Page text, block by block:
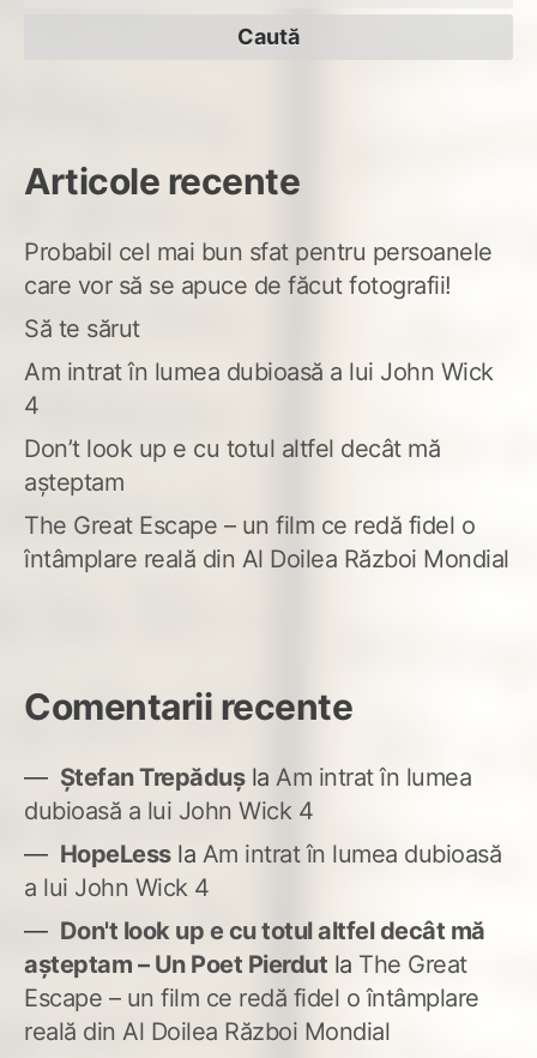
Articole recente
Probabil cel mai bun sfat pentru persoanele
care vor să se apuce de făcut fotografii!
Să te sărut
Am intrat în lumea dubioasă a lui John Wick
4
Don’t look up e cu totul altfel decât mă
așteptam
The Great Escape – un film ce redă fidel o
întâmplare reală din Al Doilea Război Mondial
Comentarii recente
Ștefan Trepădușla Am intrat în lumea
dubioasă a lui John Wick 4
HopeLessla Am intrat în lumea dubioasă
a lui John Wick 4
Don't look up e cu totul altfel decât mă
așteptam – Un Poet Pierdut la The Great
Escape – un film ce redă fidel o întâmplare
reală din Al Doilea Război Mondial